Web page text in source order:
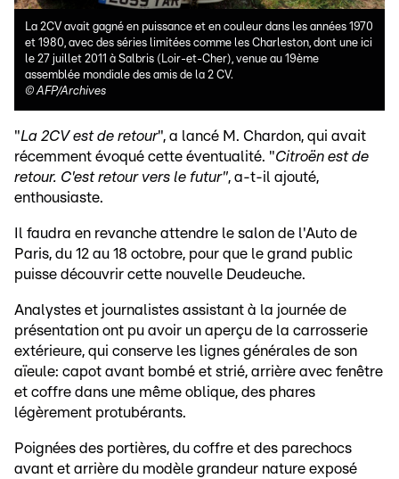
La 2CV avait gagné en puissance et en couleur dans les années 1970
et 1980, avec des séries limitées comme les Charleston, dont une ici
le 27 juillet 2011 à Salbris (Loir-et-Cher), venue au 19ème
assemblée mondiale des amis de la 2 CV.
©AFP/Archives
"La 2CV est de retour", a lancé M. Chardon, qui avait
récemment évoqué cette éventualité. "Citroën est de
retour. C'est retour vers le futur", a-t-il ajouté,
enthousiaste.
Il faudra en revanche attendre le salon de l'Auto de
Paris, du 12 au 18 octobre, pour que le grand public
puisse découvrir cette nouvelle Deudeuche.
Analystes et journalistes assistant à la journée de
présentation ont pu avoir un aperçu de la carrosserie
extérieure, qui conserve les lignes générales de son
aïeule: capot avant bombé et strié, arrière avec fenêtre
et coffre dans une même oblique, des phares
légèrement protubérants.
Poignées des portières, du coffre et des parechocs
avant et arrière du modèle grandeur nature exposé